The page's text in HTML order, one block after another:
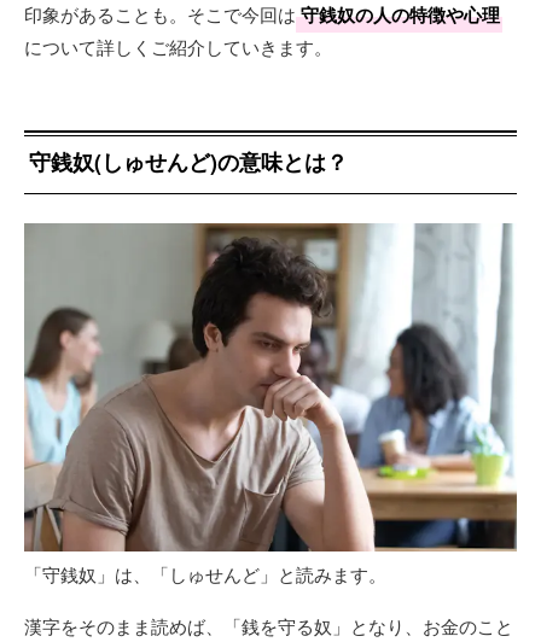
印象があることも。そこで今回は 守銭奴の人の特徴や心理
について詳しくご紹介していきます。
守銭奴(しゅせんど)の意味とは？
「守銭奴」は、「しゅせんど」と読みます。
漢字をそのまま読めば、「銭を守る奴」となり、お金のこと